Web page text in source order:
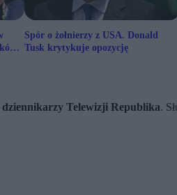
Spór o żołnierzy z USA. Donald
Tusk krytykuje opozycję
Telewizji Republika.